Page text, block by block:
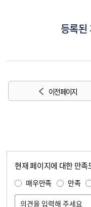
등록된
이전 페이지
현재 페이지에 대한 만
매우만족 만족